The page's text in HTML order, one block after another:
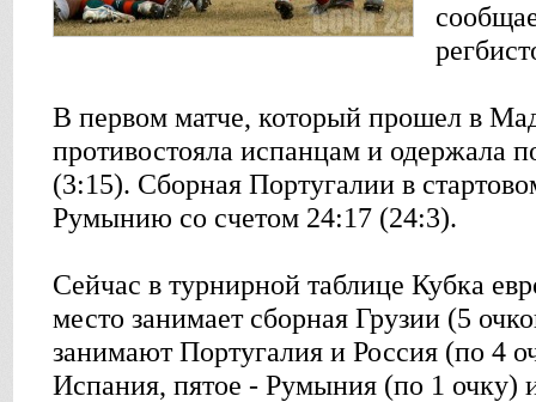
В первом матче, который прошел в
противостояла испанцам и одержала
(3:15). Сборная Португалии в
Румынию со счетом 24:17 (24:3).
Сейчас в турнирной таблице Кубка
место занимает сборная Грузии (5
занимают Португалия и Россия (по 4
Испания, пятое - Румыния (по 1 очку)